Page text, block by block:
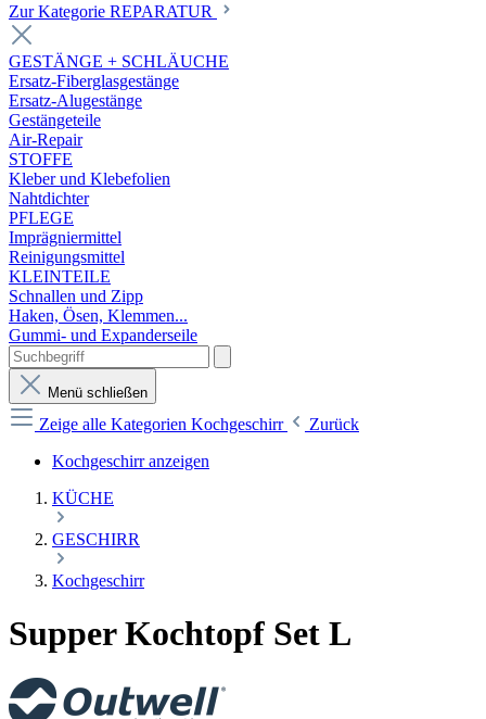
Zur Kategorie REPARATUR
GESTÄNGE + SCHLÄUCHE
Ersatz-Fiberglasgestänge
Ersatz-Alugestänge
Gestängeteile
Air-Repair
STOFFE
Kleber und Klebefolien
Nahtdichter
PFLEGE
Imprägniermittel
Reinigungsmittel
KLEINTEILE
Schnallen und Zipp
Haken, Ösen, Klemmen...
Gummi- und Expanderseile
Menü schließen
Zeige alle Kategorien Kochgeschirr
Zurück
Kochgeschirr anzeigen
KÜCHE
GESCHIRR
Kochgeschirr
Supper Kochtopf Set L